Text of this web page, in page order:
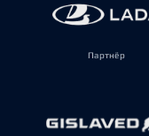
Партнёр